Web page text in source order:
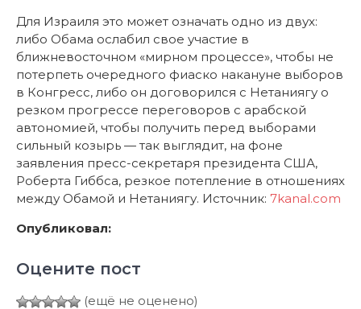
Для Израиля это может означать одно из двух:
либо Обама ослабил свое участие в
ближневосточном «мирном процессе», чтобы не
потерпеть очередного фиаско накануне выборов
в Конгресс, либо он договорился с Нетаниягу о
резком прогрессе переговоров с арабской
автономией, чтобы получить перед выборами
сильный козырь — так выглядит, на фоне
заявления пресс-секретаря президента США,
Роберта Гиббса, резкое потепление в отношениях
между Обамой и Нетаниягу. Источник: 7kanal.com
Опубликовал:
Оцените пост
(ещё не оценено)